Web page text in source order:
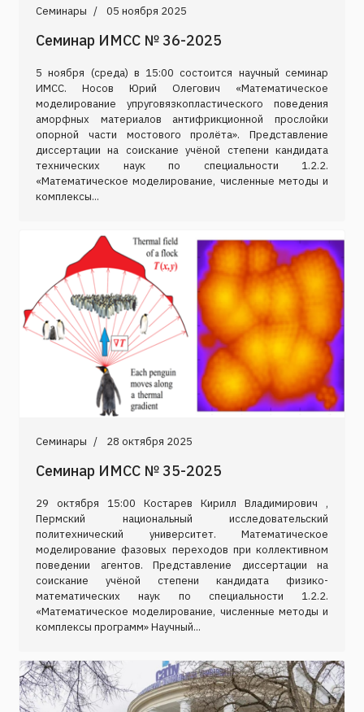
Семинары 05 ноября 2025
Семинар ИМСС № 36-2025
5 ноября (среда) в 15:00 состоится научный семинар
ИМСС. Носов Юрий Олегович «Математическое
моделирование упруговязкопластического поведения
аморфных материалов антифрикционной прослойки
опорной части мостового пролёта». Представление
диссертации на соискание учёной степени кандидата
технических наук по специальности 1.2.2.
«Математическое моделирование, численные методы и
комплексы...
Семинары 28 октября 2025
Семинар ИМСС № 35-2025
29 октября 15:00 Костарев Кирилл Владимирович ,
Пермский национальный исследовательский
политехнический университет. Математическое
моделирование фазовых переходов при коллективном
поведении агентов. Представление диссертации на
соискание учёной степени кандидата физико-
математических наук по специальности 1.2.2.
«Математическое моделирование, численные методы и
комплексы программ» Научный...